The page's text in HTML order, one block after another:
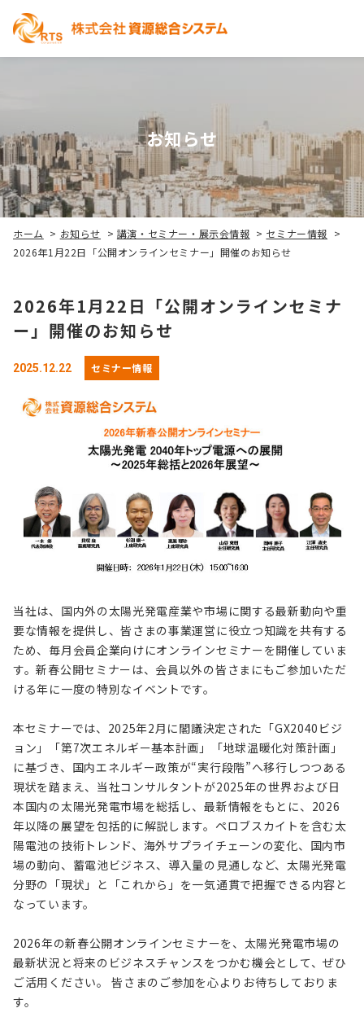
お知らせ
ホーム > お知らせ > 講演・セミナー・展示会情報 > セミナー情報 >
2026年1月22日「公開オンラインセミナー」開催のお知らせ
2026年1月22日「公開オンラインセミナ
ー」開催のお知らせ
2025.12.22 セミナー情報
当社は、国内外の太陽光発電産業や市場に関する最新動向や重
要な情報を提供し、皆さまの事業運営に役立つ知識を共有する
ため、毎月会員企業向けにオンラインセミナーを開催していま
す。新春公開セミナーは、会員以外の皆さまにもご参加いただ
ける年に一度の特別なイベントです。
本セミナーでは、2025年2月に閣議決定された「GX2040ビジ
ョン」「第7次エネルギー基本計画」「地球温暖化対策計画」
に基づき、国内エネルギー政策が“実行段階”へ移行しつつある
現状を踏まえ、当社コンサルタントが2025年の世界および日
本国内の太陽光発電市場を総括し、最新情報をもとに、2026
年以降の展望を包括的に解説します。ペロブスカイトを含む太
陽電池の技術トレンド、海外サプライチェーンの変化、国内市
場の動向、蓄電池ビジネス、導入量の見通しなど、太陽光発電
分野の「現状」と「これから」を一気通貫で把握できる内容と
なっています。
2026年の新春公開オンラインセミナーを、太陽光発電市場の
最新状況と将来のビジネスチャンスをつかむ機会として、ぜひ
ご活用ください。 皆さまのご参加を心よりお待ちしておりま
す。